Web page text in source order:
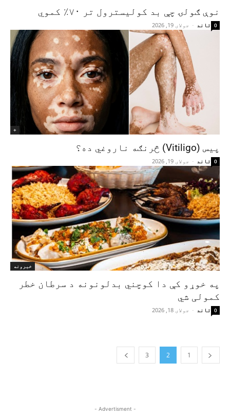
نوې ګولۍ چې بد کولیسترول تر ۷۰٪ کموي
تاند - جولای 19, 2026 0
+
پیس (Vitiligo) څرنګه ناروغي ده؟
تاند - جولای 19, 2026 0
خبرونه
په خوړو کې دا کوچني بدلونونه د سرطان خطر
کمولی شي
تاند - جولای 18, 2026 0
1
2
3
- Advertisment -